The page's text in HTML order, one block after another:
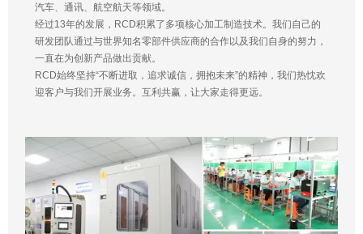
汽车、通讯、航空航天等领域。
经过13年的发展，RCD积累了多项核心加工制造技术。我们自己的
研发团队通过与世界知名零部件供应商的合作以及我们自身的努力，
一直在为创新产品做出贡献。
RCD始终坚持“不断进取，追求诚信，拥抱未来”的精神，我们热忱欢
迎客户与我们开展业务。互利共赢，让大家走得更远。